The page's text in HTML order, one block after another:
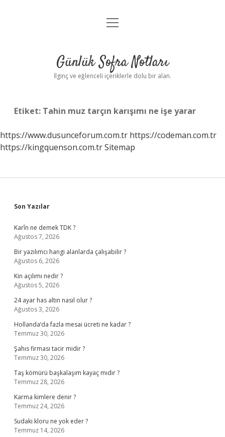
Anasayfa
Yasal Uyarı
menüyü
Günlük Sofra Notları
İlginç ve eğlenceli içeriklerle dolu bir alan.
Etiket: Tahin muz tarçın karışımı ne işe yarar
https://www.dusunceforum.com.tr https://codeman.com.tr
https://kingquenson.com.trSitemap
Sidebar
Son Yazılar
Karîn ne demek TDK ?
Ağustos 7, 2026
Bir yazılımcı hangi alanlarda çalışabilir ?
Ağustos 6, 2026
Kin açılımı nedir ?
Ağustos 5, 2026
24 ayar has altın nasıl olur ?
Ağustos 3, 2026
Hollanda’da fazla mesai ücreti ne kadar ?
Temmuz 30, 2026
Şahıs firması tacir midir ?
Temmuz 30, 2026
Taş kömürü başkalaşım kayaç mıdır ?
Temmuz 28, 2026
Karma kimlere denir ?
Temmuz 24, 2026
Sudaki kloru ne yok eder ?
Temmuz 14, 2026